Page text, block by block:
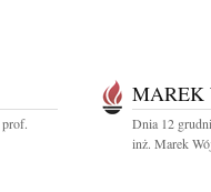
MAREK
Dnia 12
inż. Marek